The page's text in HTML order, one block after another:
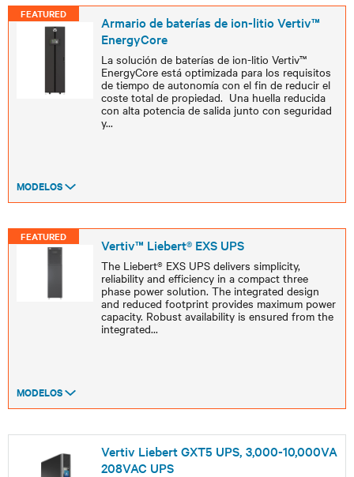
FEATURED
Armario de baterías de ion-litio Vertiv™
EnergyCore
La solución de baterías de ion-litio Vertiv™
EnergyCore está optimizada para los requisitos
de tiempo de autonomía con el fin de reducir el
coste total de propiedad. Una huella reducida
con alta potencia de salida junto con seguridad
y...
MODELOS
FEATURED Vertiv™ Liebert® EXS UPS
The Liebert® EXS UPS delivers simplicity,
reliability and efficiency in a compact three
phase power solution. The integrated design
and reduced footprint provides maximum power
capacity. Robust availability is ensured from the
integrated...
MODELOS
Vertiv Liebert GXT5 UPS, 3,000-10,000VA
208VAC UPS